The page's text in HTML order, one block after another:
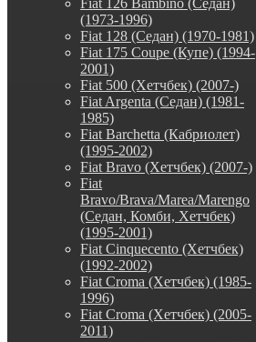
(1973-1996)
Fiat 128 (Седан) (1970-1981)
Fiat 175 Coupe (Купе) (1994-
2001)
Fiat 500 (Хетчбек) (2007-)
Fiat Argenta (Седан) (1981-
1985)
Fiat Barchetta (Кабриолет)
(1995-2002)
Fiat Bravo (Хетчбек) (2007-)
Fiat
Bravo/Brava/Marea/Marengo
(Седан, Комби, Хетчбек)
(1995-2001)
Fiat Cinquecento (Хетчбек)
(1992-2002)
Fiat Croma (Хетчбек) (1985-
1996)
Fiat Croma (Хетчбек) (2005-
2011)